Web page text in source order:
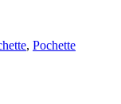
, Pochette